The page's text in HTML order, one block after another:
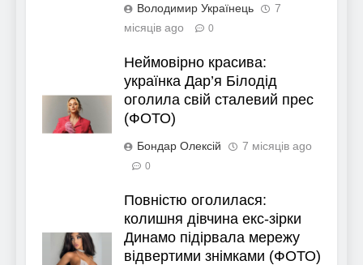
Володимир Українець
7
місяців ago
0
Неймовірно красива:
українка Дар’я Білодід
оголила свій сталевий прес
(ФОТО)
Бондар Олексій 7 місяців ago
0
Повністю оголилася:
колишня дівчина екс-зірки
Динамо підірвала мережу
відвертими знімками (ФОТО)